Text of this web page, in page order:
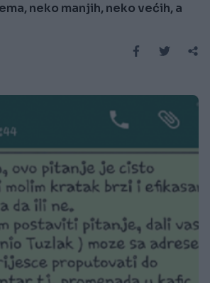
neko manjih, neko većih, a